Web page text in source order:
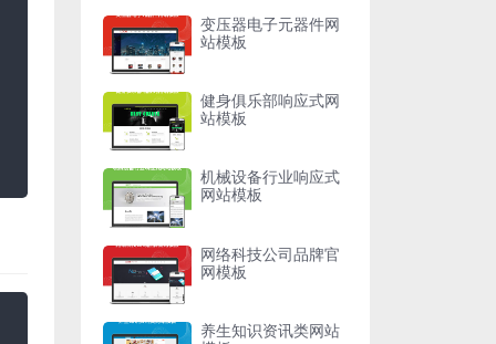
变压器电子元器件网
站模板
健身俱乐部响应式网
站模板
机械设备行业响应式
网站模板
网络科技公司品牌官
网模板
养生知识资讯类网站